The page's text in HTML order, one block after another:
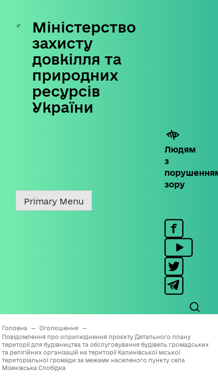
Skip
content
Міністерство
захисту
довкілля та
природних
ресурсів
України
Людям
з
зору
Primary Menu
Головна — Оголошення
—
Повідомлення про оприлюднення проєкту Детального плану
території для будівництва та обслуговування будівель громадських
та релігійних організацій на території Калинівської міської
територіальної громади за межами населеного пункту села
Мізяківська Слобідка